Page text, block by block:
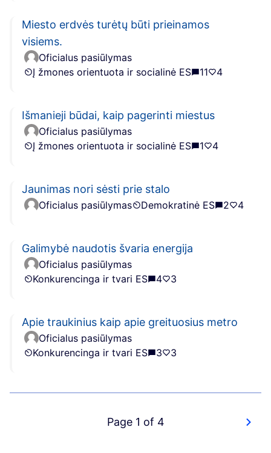
Miesto erdvės turėtų būti prieinamos
visiems.
Oficialus pasiūlymas
Į žmones orientuota ir socialinė ES
11 4
Išmanieji būdai, kaip pagerinti miestus
Oficialus pasiūlymas
Į žmones orientuota ir socialinė ES
1 4
Jaunimas nori sėsti prie stalo
Oficialus pasiūlymas Demokratinė ES 2 4
Galimybė naudotis švaria energija
Oficialus pasiūlymas
Konkurencinga ir tvari ES
4 3
Apie traukinius kaip apie greituosius metro
Oficialus pasiūlymas
Konkurencinga ir tvari ES
3 3
Page 1 of 4